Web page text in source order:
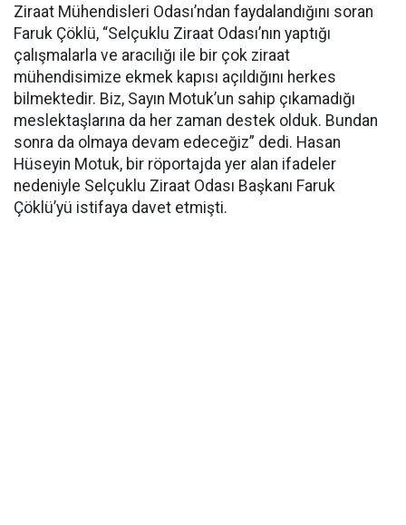
Ziraat Mühendisleri Odası’ndan faydalandığını soran
Faruk Çöklü, “Selçuklu Ziraat Odası’nın yaptığı
çalışmalarla ve aracılığı ile bir çok ziraat
mühendisimize ekmek kapısı açıldığını herkes
bilmektedir. Biz, Sayın Motuk’un sahip çıkamadığı
meslektaşlarına da her zaman destek olduk. Bundan
sonra da olmaya devam edeceğiz” dedi. Hasan
Hüseyin Motuk, bir röportajda yer alan ifadeler
nedeniyle Selçuklu Ziraat Odası Başkanı Faruk
Çöklü’yü istifaya davet etmişti.